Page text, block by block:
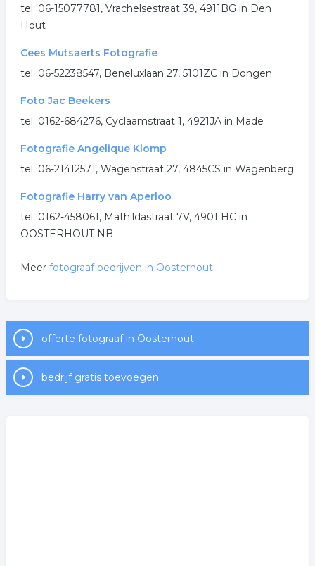
trouwreportage fotostudio fotoshoot
tel. 06-15077781, Vrachelsestraat 39, 4911BG in Den
Hout
Cees Mutsaerts Fotografie
tel. 06-52238547, Beneluxlaan 27, 5101ZC in Dongen
Foto Jac Beekers
tel. 0162-684276, Cyclaamstraat 1, 4921JA in Made
Fotografie Angelique Klomp
tel. 06-21412571, Wagenstraat 27, 4845CS in Wagenberg
Fotografie Harry van Aperloo
tel. 0162-458061, Mathildastraat 7V, 4901 HC in
OOSTERHOUT NB
Meer fotograaf bedrijven in Oosterhout
offerte fotograaf in Oosterhout
bedrijf gratis toevoegen